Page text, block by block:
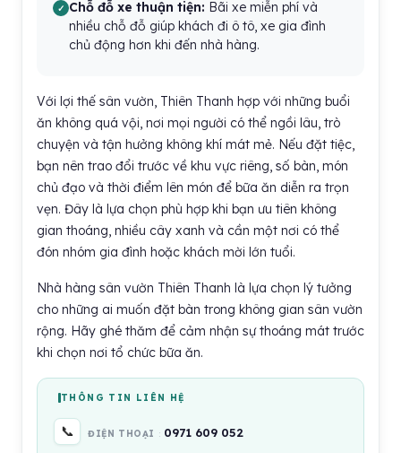
Chỗ đỗ xe thuận tiện: Bãi xe miễn phí và
nhiều chỗ đỗ giúp khách đi ô tô, xe gia đình
chủ động hơn khi đến nhà hàng.
Với lợi thế sân vườn, Thiên Thanh hợp với những buổi
ăn không quá vội, nơi mọi người có thể ngồi lâu, trò
chuyện và tận hưởng không khí mát mẻ. Nếu đặt tiệc,
bạn nên trao đổi trước về khu vực riêng, số bàn, món
chủ đạo và thời điểm lên món để bữa ăn diễn ra trọn
vẹn. Đây là lựa chọn phù hợp khi bạn ưu tiên không
gian thoáng, nhiều cây xanh và cần một nơi có thể
đón nhóm gia đình hoặc khách mời lớn tuổi.
Nhà hàng sân vườn Thiên Thanh là lựa chọn lý tưởng
cho những ai muốn đặt bàn trong không gian sân vườn
rộng. Hãy ghé thăm để cảm nhận sự thoáng mát trước
khi chọn nơi tổ chức bữa ăn.
THÔNG TIN LIÊN HỆ
📞 ĐIỆN THOẠI 0971 609 052